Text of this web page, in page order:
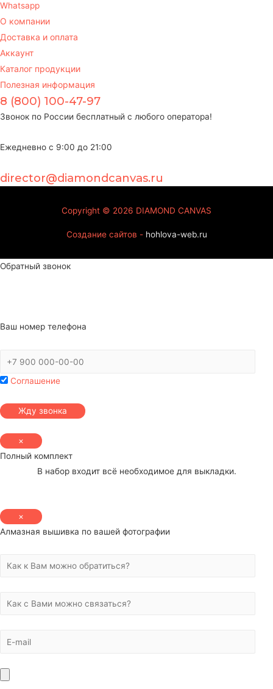
Whatsapp
О компании
Доставка и оплата
Аккаунт
Каталог продукции
Полезная информация
8 (800) 100-47-97
Звонок по России бесплатный с любого оператора!
Ежедневно с 9:00 до 21:00
director@diamondcanvas.ru
Copyright © 2026 DIAMOND CANVAS
Создание сайтов - hohlova-web.ru
Обратный звонок
Ваш номер телефона
Соглашение
×
Полный комплект
В набор входит всё необходимое для выкладки.
×
Алмазная вышивка по вашей фотографии